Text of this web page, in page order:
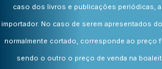
caso dos livros e publicações periódicas,
importador. No caso de serem apresentados
normalmente cortado, corresponde ao preço
sendo o outro o preço de venda na